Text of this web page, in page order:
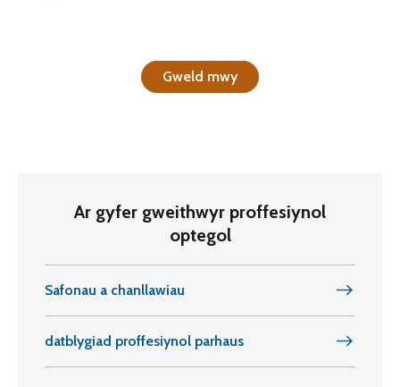
Gweld mwy
Ar gyfer gweithwyr proffesiynol
optegol
Safonau a chanllawiau
datblygiad proffesiynol parhaus